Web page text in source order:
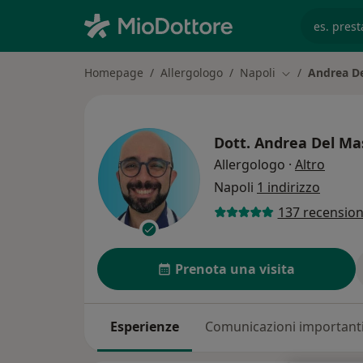
Homepage Allergologo Napoli Cambia città
Andrea
Dott. Andrea Del
Allergologo · Altro
Napoli 1 indirizzo
137
Prenota una visita
Esperienze Comunicazioni importanti